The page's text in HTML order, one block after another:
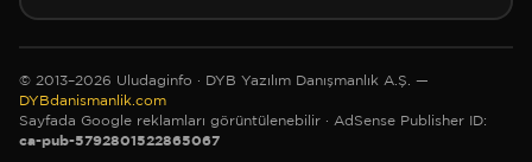
© 2013–2026 Uludaginfo · DYB Yazılım Danışmanlık A.Ş. —
DYBdanismanlik.com
Sayfada Google reklamları görüntülenebilir · AdSense Publisher ID:
ca-pub-5792801522865067